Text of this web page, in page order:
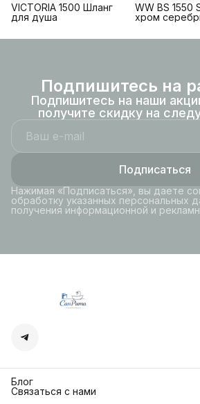
VICTORIA 1500 Шланг
для душа
WW BS 1550
хром
Подпишитесь на
Подпишитесь на наши
получите скидку на
Подписаться
Нажимая «Подписаться», вы даете
обработку указанных персональных
получения информационной и
Блог
Связаться с нами